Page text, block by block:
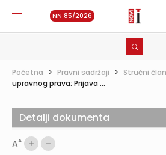
NN 85/2026
Početna > Pravni sadržaji > Stručni
upravnog prava: Prijava ...
AA
Detalji dokumenta